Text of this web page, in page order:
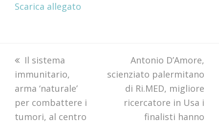
Scarica allegato
previous
post:
Il sistema
immunitario,
arma ‘naturale’
per combattere i
tumori, al centro
next
post:
Antonio D’Amore,
scienziato palermitano
di Ri.MED, migliore
ricercatore in Usa i
finalisti hanno